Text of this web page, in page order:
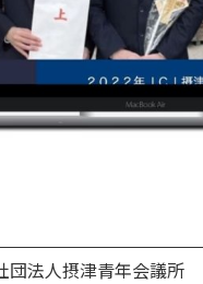
団法人摂津青年会議所